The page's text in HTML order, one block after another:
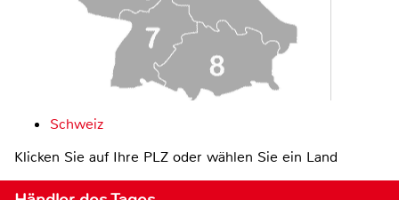
Schweiz
Klicken Sie auf Ihre PLZ oder wählen Sie ein Land